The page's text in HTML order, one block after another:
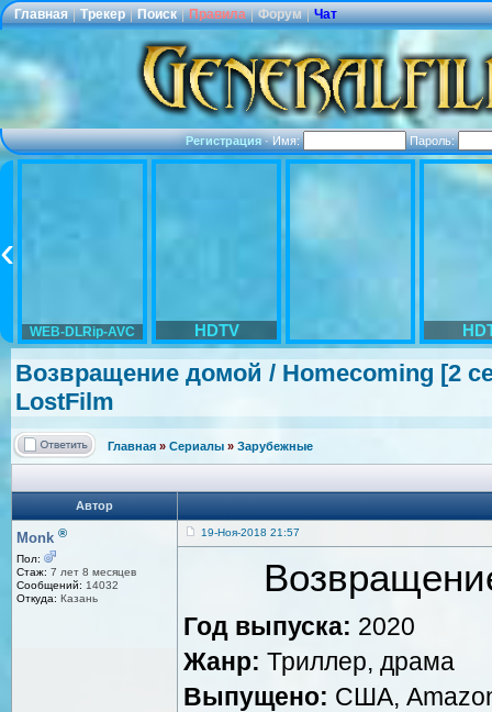
Главная | Трекер | Поиск | Правила | Форум | Чат
Регистрация·Имя: Пароль:
WEB-DLRip-AVC HDTV
Возвращение домой / Homecoming [2
LostFilm
Главная » Сериалы » Зарубежные
Автор
Monk ®
Пол:
Стаж: 7 лет 8 месяцев
Сообщений: 14032
Откуда: Казань
19-Ноя-2018 21:57
Год выпуска: 2020
Жанр: Триллер, драма
Выпущено: США,